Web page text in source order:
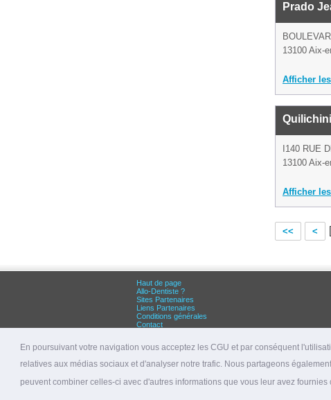
En poursuivant votre navigation vous acceptez les CGU et par conséquent
relatives aux médias sociaux et d'analyser notre trafic. Nous partageons
peuvent combiner celles-ci avec d'autres informations que vous leur avez
Prado
13100 Aix-
Afficher
I140 RUE
13100 Aix-
Afficher
<< <
Haut de page
Allo-Dentiste ?
Sites Partenaires
Liens Partenaires
Conditions générales
Contact
Dentiste Lyon